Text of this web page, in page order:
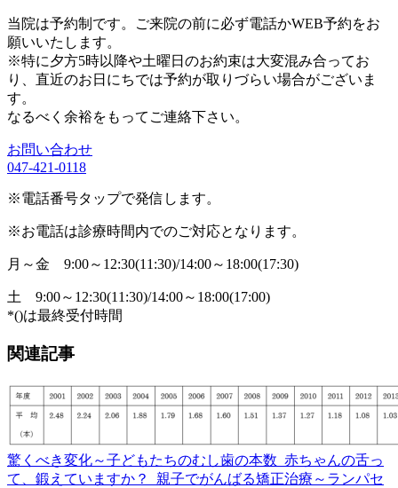
当院は予約制です。ご来院の前に必ず電話かWEB予約をお
願いいたします。
※特に夕方5時以降や土曜日のお約束は大変混み合ってお
り、直近のお日にちでは予約が取りづらい場合がございま
す。
なるべく余裕をもってご連絡下さい。
お問い合わせ
047-421-0118
※電話番号タップで発信します。
※お電話は診療時間内でのご対応となります。
月～金 9:00～12:30(11:30)/14:00～18:00(17:30)
土 9:00～12:30(11:30)/14:00～18:00(17:00)
*()は最終受付時間
関連記事
驚くべき変化～子どもたちのむし歯の本数 赤ちゃんの舌っ
て、鍛えていますか？
親子でがんばる矯正治療～ランパセ